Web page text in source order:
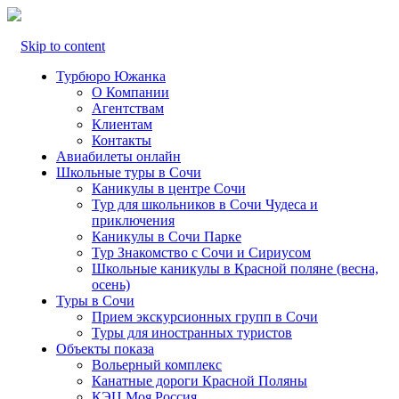
Skip to content
Турбюро Южанка
О Компании
Агентствам
Клиентам
Контакты
Авиабилеты онлайн
Школьные туры в Сочи
Каникулы в центре Сочи
Тур для школьников в Сочи Чудеса и
приключения
Каникулы в Сочи Парке
Тур Знакомство с Сочи и Сириусом
Школьные каникулы в Красной поляне (весна,
осень)
Туры в Сочи
Прием экскурсионных групп в Сочи
Туры для иностранных туристов
Объекты показа
Вольерный комплекс
Канатные дороги Красной Поляны